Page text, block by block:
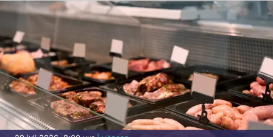
29 juli 2026, 7:45 uur | specials
NEGEN OP DE TIEN VOLWASSENEN
VINDEN HET LEVEN DE MOEITE WAARD
NEDERLAND - In 2025 vond 90 procent van de volwassenen het leven de
moeite waard en 70 procent had het gevoel dat ze iets bijdragen aan de
[...]